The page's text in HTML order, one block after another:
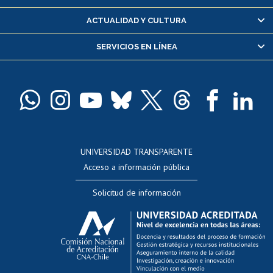
Servicio médico y dental
Pago de arancel y crédito alumnos
Docentes
Evaluación docente
Calificación académica
Postulación al AUCAI
Funcionarias/os
Cursos internos de capacitación
ACTUALIDAD Y CULTURA
SERVICIOS EN LÍNEA
UNIVERSIDAD TRANSPARENTE
Acceso a información pública
Solicitud de información